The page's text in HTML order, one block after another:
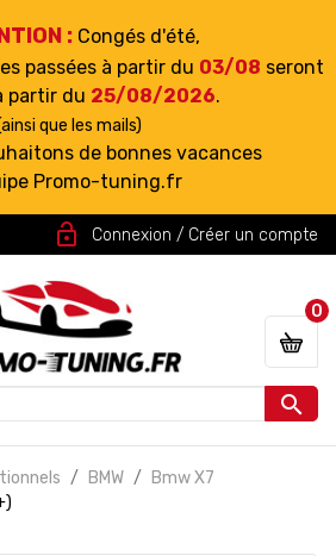
: Congés d'été,
passées à partir du 03/08 seront
partir du 25/08/2026.
que les mails)
de bonnes vacances
Promo-tuning.fr
lock_open Connexion / Créer un compte

0
BMW
Bmw X7